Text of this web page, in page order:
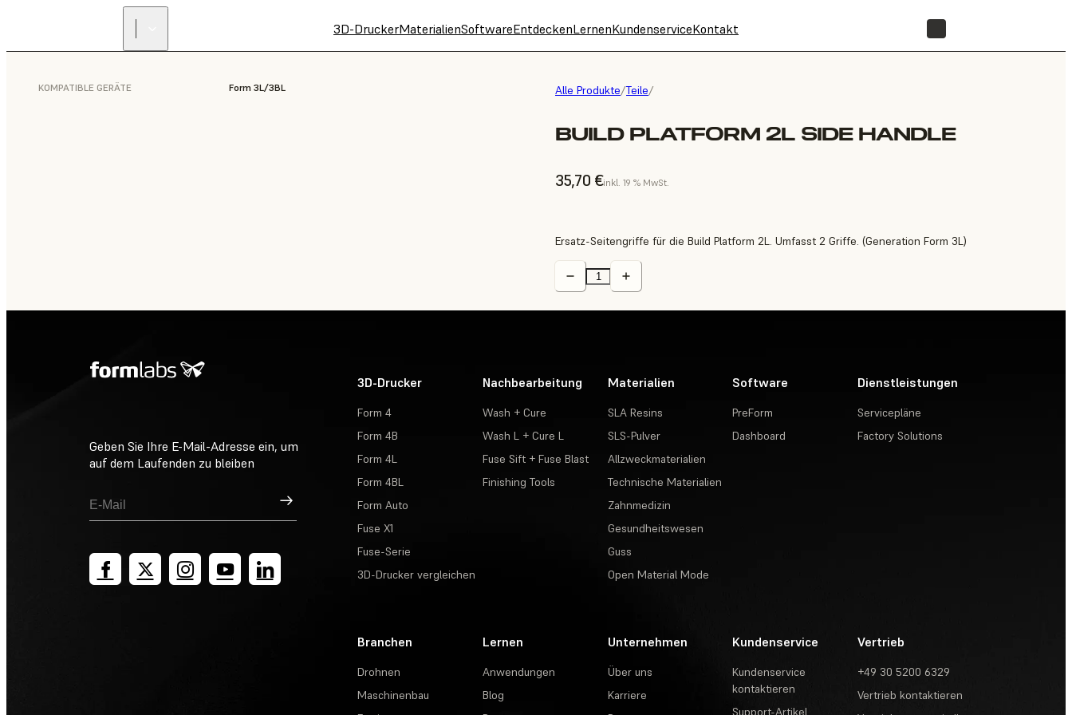
3D-DruckerMaterialienSoftwareEntdeckenLernenKundenserviceKontakt
Alle Produkte/Teile/
BUILD PLATFORM 2L SIDE HANDLE
35,70 €inkl. 19 % MwSt.
KOMPATIBLE GERÄTE Form 3L/3BL
Ersatz-Seitengriffe für die Build Platform 2L. Umfasst 2 Griffe. (Generation Form 3L)
Geben Sie Ihre E-Mail-Adresse ein, um
auf dem Laufenden zu bleiben
Registrieren
3D-Drucker
Form 4
Form 4B
Form 4L
Form 4BL
Form Auto
Fuse X1
Fuse-Serie
3D-Drucker vergleichen
Nachbearbeitung
Wash + Cure
Wash L + Cure L
Fuse Sift + Fuse Blast
Finishing Tools
Materialien
SLA Resins
SLS-Pulver
Allzweckmaterialien
Technische Materialien
Zahnmedizin
Gesundheitswesen
Guss
Open Material Mode
Software
PreForm
Dashboard
Dienstleistungen
Servicepläne
Factory Solutions
Branchen
Drohnen
Maschinenbau
Lernen
Anwendungen
Blog
Unternehmen
Über uns
Karriere
Kundenservice
Kundenservice
kontaktieren
Support-Artikel
Vertrieb
+49 30 5200 6329
Vertrieb kontaktieren